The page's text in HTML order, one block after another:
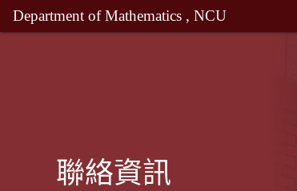
Department of Mathematics , NCU
聯絡資訊